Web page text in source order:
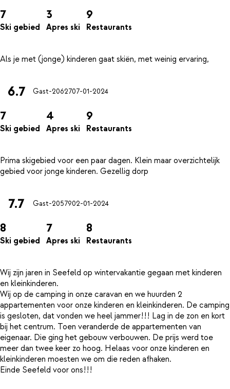
7
Ski gebied
3
Apres ski
9
Restaurants
6.7 Gast-2062707-01-2024
7
Ski gebied
4
Apres ski
9
Restaurants
Prima skigebied voor een paar dagen. Klein maar overzichtelijk
7.7 Gast-2057902-01-2024
8
Ski gebied
7
Apres ski
8
Restaurants
Wij zijn jaren in Seefeld op wintervakantie gegaan met kinderen
en kleinkinderen.
Wij op de camping in onze caravan en we huurden 2
appartementen voor onze kinderen en kleinkinderen. De camping
is gesloten, dat vonden we heel jammer!!! Lag in de zon en kort
bij het centrum. Toen veranderde de appartementen van
eigenaar. Die ging het gebouw verbouwen. De prijs werd toe
meer dan twee keer zo hoog. Helaas voor onze kinderen en
kleinkinderen moesten we om die reden afhaken.